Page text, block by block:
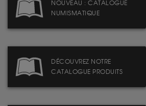
NOUVEAU : CATALOGUE
NUMISMATIQUE
DÉCOUVREZ NOTRE
CATALOGUE PRODUITS